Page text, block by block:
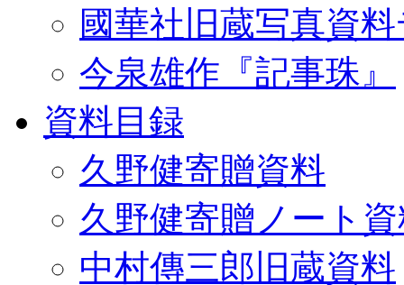
國華社旧蔵写真資
今泉雄作『記事珠』
資料目録
久野健寄贈資料
久野健寄贈ノート
中村傳三郎旧蔵資料